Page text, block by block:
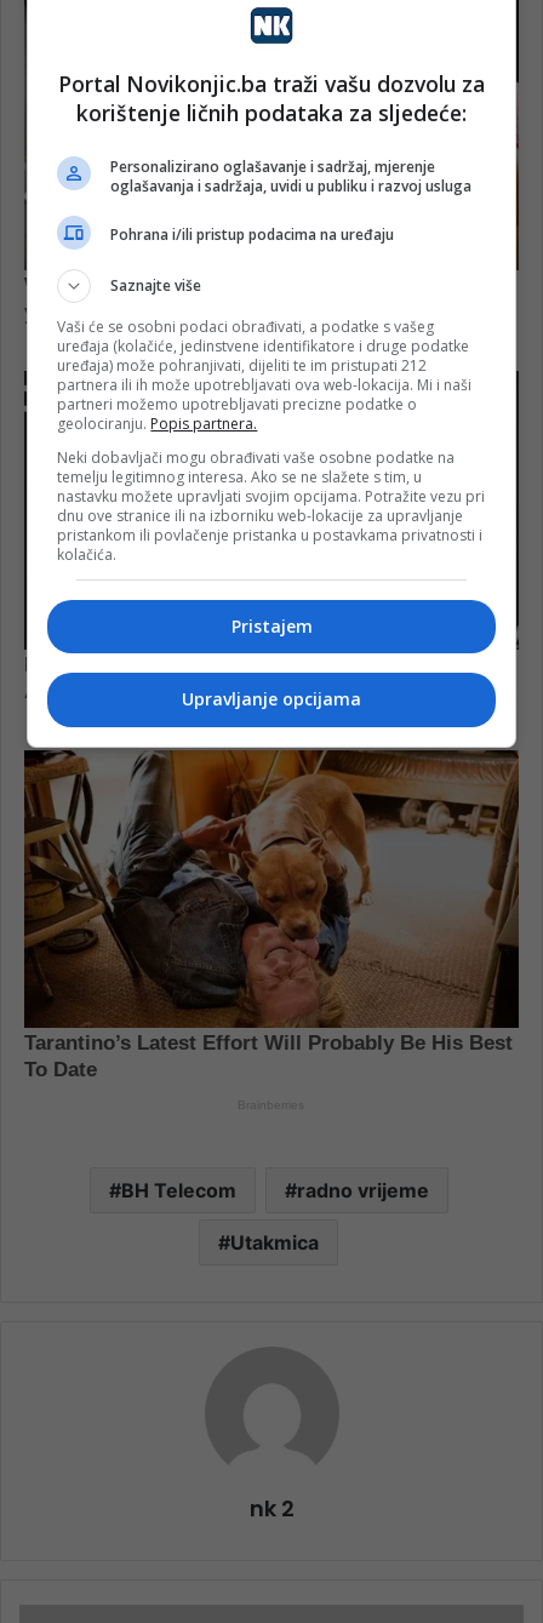
BH Telecom radno vrijeme
Utakmica
nk 2
Portal Novikonjic.ba traži vašu dozvolu za
korištenje ličnih podataka za sljedeće:
Personalizirano oglašavanje i sadržaj, mjerenje
oglašavanja i sadržaja, uvidi u publiku i razvoj usluga
Pohrana i/ili pristup podacima na uređaju
Saznajte više
Vaši će se osobni podaci obrađivati, a podatke s vašeg
uređaja (kolačiće, jedinstvene identifikatore i druge podatke
uređaja) može pohranjivati, dijeliti te im pristupati 212
partnera ili ih može upotrebljavati ova web-lokacija. Mi i naši
partneri možemo upotrebljavati precizne podatke o
geolociranju. Popis partnera.
Neki dobavljači mogu obrađivati vaše osobne podatke na
temelju legitimnog interesa. Ako se ne slažete s tim, u
nastavku možete upravljati svojim opcijama. Potražite vezu pri
dnu ove stranice ili na izborniku web-lokacije za upravljanje
pristankom ili povlačenje pristanka u postavkama privatnosti i
kolačića.
Pristajem
Upravljanje opcijama